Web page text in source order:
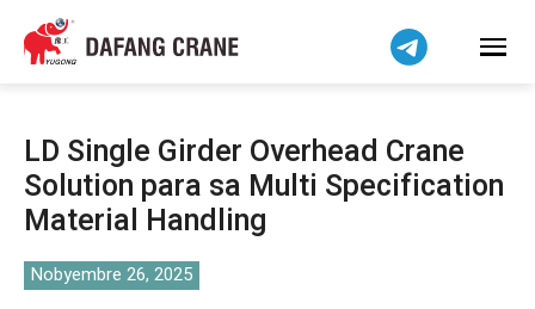
LD Single Girder Overhead Crane
Solution para sa Multi Specification
Material Handling
Nobyembre 26, 2025
हिन्दी
Bahasa Indonesia
简体中文
বাংলা
فارسی
اردو